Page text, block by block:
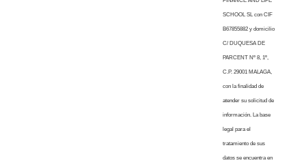
SCHOOL SL con CIF
B67855882 y domicilio
C/ DUQUESA DE
PARCENT Nº 8, 1º,
C.P. 29001 MALAGA,
con la finalidad de
atender su solicitud de
información. La base
legal para el
tratamiento de sus
datos se encuentra en